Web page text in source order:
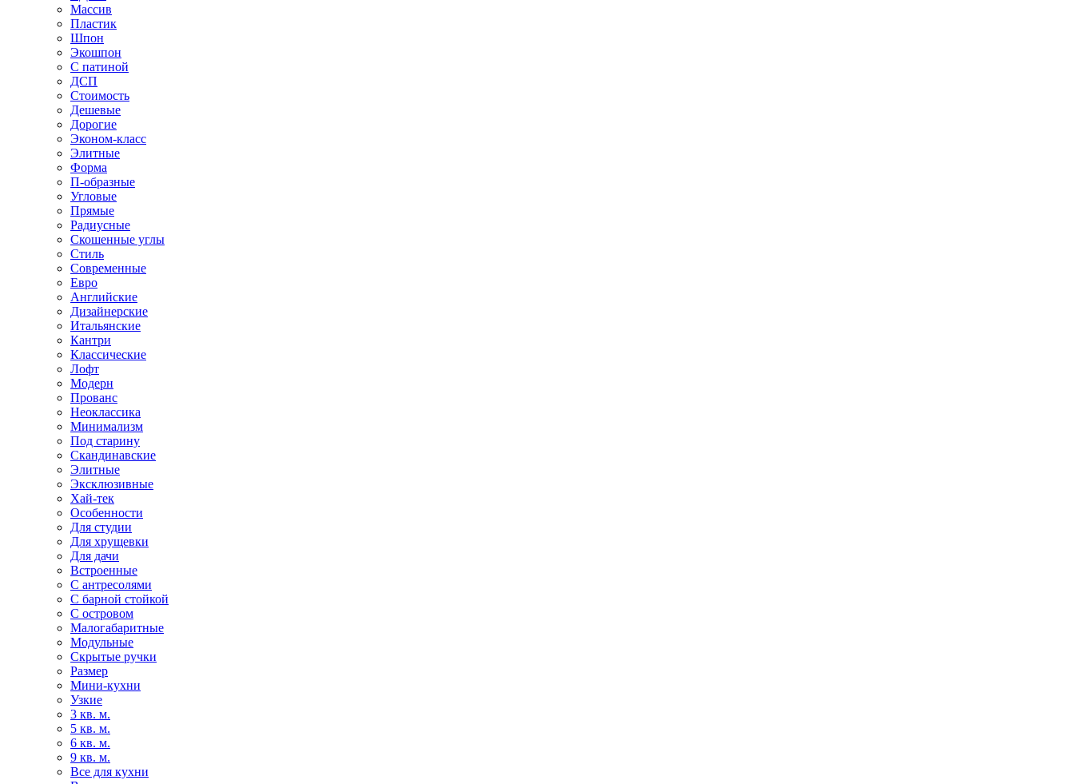
Массив
Пластик
Шпон
Экошпон
С патиной
ДСП
Стоимость
Дешевые
Дорогие
Эконом-класс
Элитные
Форма
П-образные
Угловые
Прямые
Радиусные
Скошенные углы
Стиль
Современные
Евро
Английские
Дизайнерские
Итальянские
Кантри
Классические
Лофт
Модерн
Прованс
Неоклассика
Минимализм
Под старину
Скандинавские
Элитные
Эксклюзивные
Хай-тек
Особенности
Для студии
Для хрущевки
Для дачи
Встроенные
С антресолями
С барной стойкой
С островом
Малогабаритные
Модульные
Скрытые ручки
Размер
Мини-кухни
Узкие
3 кв. м.
5 кв. м.
6 кв. м.
9 кв. м.
Все для кухни